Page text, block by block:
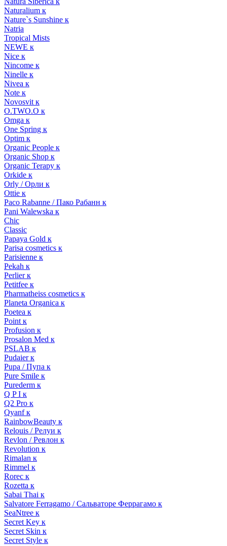
Naturalium к
Nature`s Sunshine к
Natria
Tropical Mists
NEWE к
Nice к
Nincome к
Ninelle к
Nivea к
Note к
Novosvit к
O.TWO.O к
Omga к
One Spring к
Optim к
Organic People к
Organic Shop к
Organic Terapy к
Orkide к
Orly / Орли к
Ottie к
Paco Rabanne / Пако Рабанн к
Pani Walewska к
Chic
Classic
Papaya Gold к
Parisa cosmetics к
Parisienne к
Pekah к
Perlier к
Petitfee к
Pharmatheiss cosmetics к
Planeta Organica к
Poetea к
Point к
Profusion к
Prosalon Med к
PSLAB к
Pudaier к
Pupa / Пупа к
Pure Smile к
Purederm к
Q P I к
Q2 Pro к
Qyanf к
RainbowBeauty к
Relouis / Релуи к
Revlon / Ревлон к
Revolution к
Rimalan к
Rimmel к
Rorec к
Rozetta к
Sabai Thai к
Salvatore Ferragamo / Сальваторе Феррагамо к
SeaNtree к
Secret Key к
Secret Skin к
Secret Style к